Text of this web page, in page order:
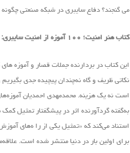
می گنجند؟ دفاع سایبری در شبکه صنعتی چگونه
کتاب هنر امنیت؛ ۱۰۰ آموزه از امنیت سایبری:
این کتاب در بردارنده جملات قصار و آموزه
نکاتی ظریف و گاه نه‌چندان پیچیده جدی
است نه یک هزینه. محمدمهدی احمدیان
به‌گفته گردآورنده اثر در پیشگفتار تمثیل
استناد می‌کند که «تمثیل یکی از را ه‌های
برای اولین بار در دنیا منتشر شده است.